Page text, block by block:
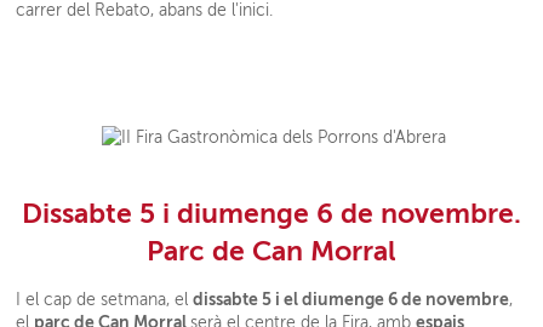
carrer del Rebato, abans de l'inici.
Dissabte 5 i diumenge 6 de novembre.
Parc de Can Morral
I el cap de setmana, eldissabte 5 i el diumenge 6 de novembre,
el parc de Can Morralserà el centre de la Fira, ambespais